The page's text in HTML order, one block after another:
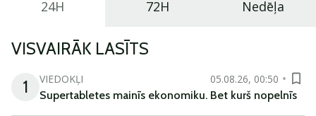
24H 72H Nedēļa
VISVAIRĀK LASĪTS
1
VIEDOKĻI
05.08.26, 00:50
Supertabletes mainīs ekonomiku. Bet kurš nopelnīs